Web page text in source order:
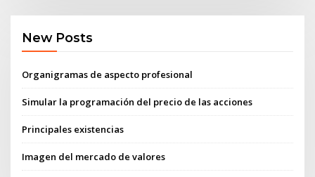
New Posts
Organigramas de aspecto profesional
Simular la programación del precio de las acciones
Principales existencias
Imagen del mercado de valores